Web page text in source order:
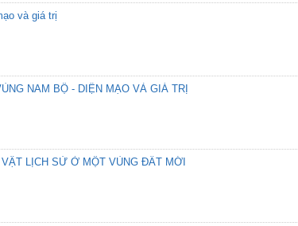
và giá trị
NAM BỘ - DIỆN MẠO VÀ GIÁ TRỊ
LỊCH SỬ Ở MỘT VÙNG ĐẤT MỚI